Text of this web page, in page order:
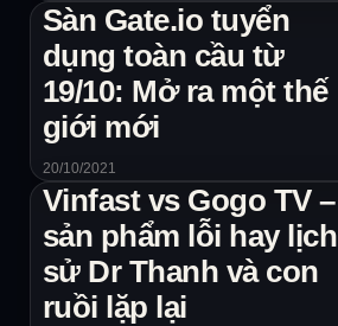
Sàn Gate.io tuyển
dụng toàn cầu từ
19/10: Mở ra một thế
giới mới
20/10/2021
Vinfast vs Gogo TV –
sản phẩm lỗi hay lịch
sử Dr Thanh và con
ruồi lặp lại